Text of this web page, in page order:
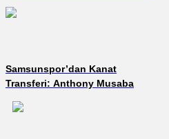
Samsunspor’dan Kanat
Transferi: Anthony Musaba